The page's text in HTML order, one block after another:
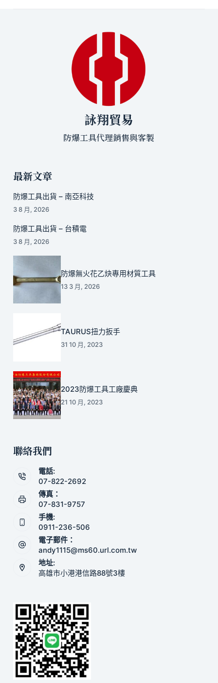
詠翔貿易
防爆工具代理銷售與客製
最新文章
防爆工具出貨 – 南亞科技
3 8 月, 2026
防爆工具出貨 – 台積電
3 8 月, 2026
防爆無火花乙炔專用材質工具
13 3 月, 2026
TAURUS扭力扳手
31 10 月, 2023
2023防爆工具工廠慶典
21 10 月, 2023
聯絡我們
電話:
07-822-2692
傳真：
07-831-9757
手機:
0911-236-506
電子郵件：
andy1115@ms60.url.com.tw
地址:
高雄市小港港信路88號3樓